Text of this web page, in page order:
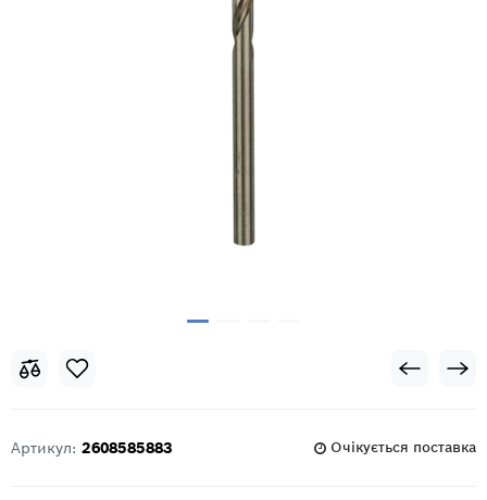
Артикул: 2608585883 Очікується поставка